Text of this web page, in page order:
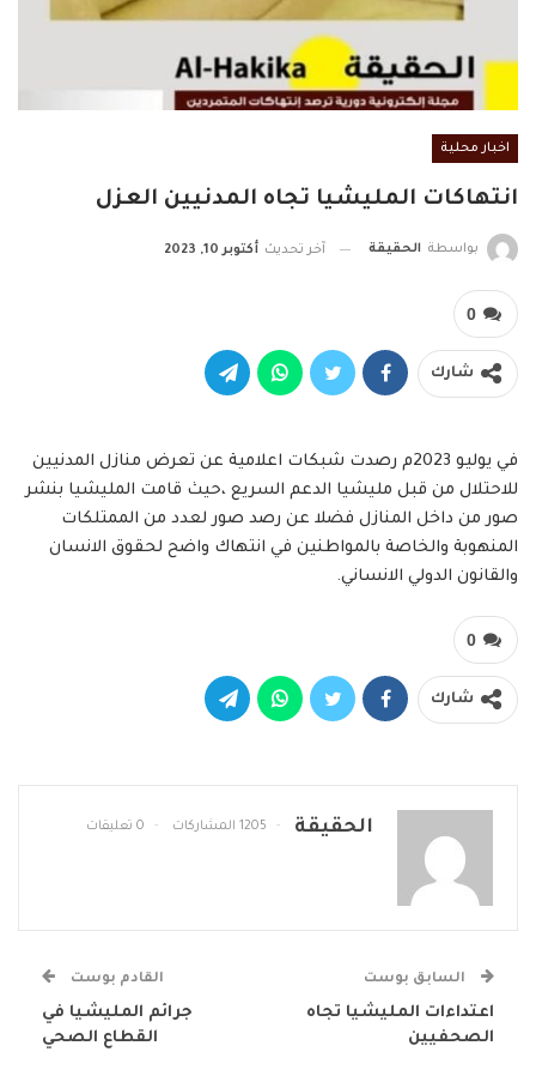
اخبار محلية
انتهاكات المليشيا تجاه المدنيين العزل
بواسطة الحقيقة آخر تحديث أكتوبر 10, 2023
0
شارك
في يوليو 2023م رصدت شبكات اعلامية عن تعرض منازل المدنيين
للاحتلال من قبل مليشيا الدعم السريع ،حيث قامت المليشيا بنشر
صور من داخل المنازل فضلا عن رصد صور لعدد من الممتلكات
المنهوبة والخاصة بالمواطنين في انتهاك واضح لحقوق الانسان
والقانون الدولي الانساني.
0
شارك
الحقيقة 1205 المشاركات 0 تعليقات
السابق بوست
اعتداءات المليشيا تجاه
الصحفيين
القادم بوست
جرائم المليشيا في
القطاع الصحي